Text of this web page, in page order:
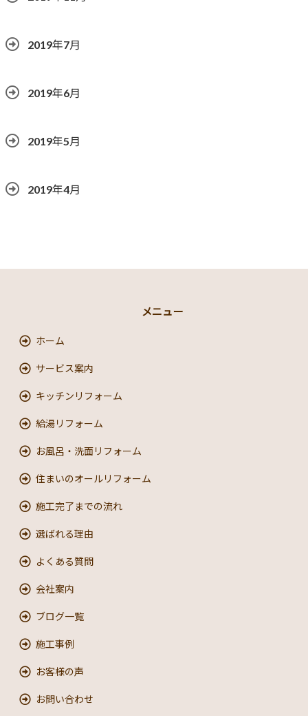
2019年7月
2019年6月
2019年5月
2019年4月
メニュー
ホーム
サービス案内
キッチンリフォーム
給湯リフォーム
お風呂・洗面リフォーム
住まいのオールリフォーム
施工完了までの流れ
選ばれる理由
よくある質問
会社案内
ブログ一覧
施工事例
お客様の声
お問い合わせ